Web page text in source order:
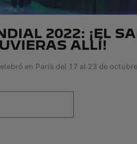
2022: ¡EL
ALLÍ!
en París del 17 al 23 de